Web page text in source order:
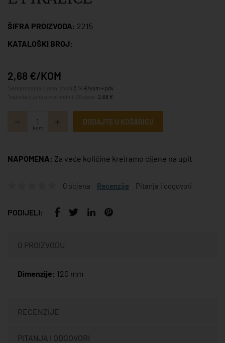
ŠIFRA PROIZVODA: 2215
KATALOŠKI BROJ:
2,68 €/KOM
2,14 €/kom + pdv
2,68 €
kom
DODAJTE U KOŠARICU
NAPOMENA: Za veće količine kreiramo cijene na upit
0 ocjena Recenzije Pitanja i odgovori
PODIJELI:
O PROIZVODU
Dimenzije: 120 mm
RECENZIJE
PITANJA I ODGOVORI